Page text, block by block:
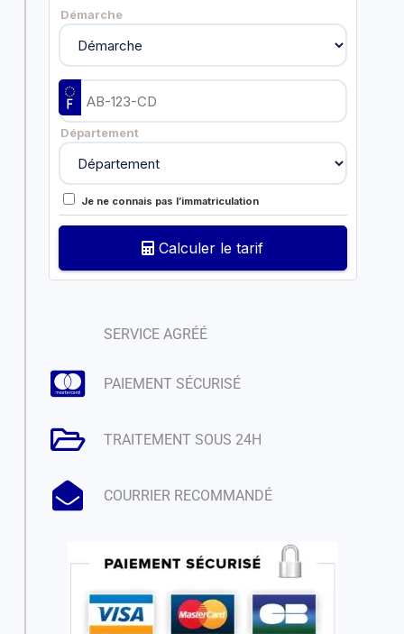
Démarche
Département
Je ne connais pas l’immatriculation
Calculer le tarif
SERVICE AGRÉÉ
PAIEMENT SÉCURISÉ
TRAITEMENT SOUS 24H
COURRIER RECOMMANDÉ